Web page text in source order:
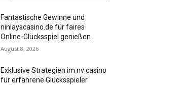
Fantastische Gewinne und
ninlayscasino.de für faires
Online-Glücksspiel genießen
August 8, 2026
Exklusive Strategien im nv casino
für erfahrene Glücksspieler